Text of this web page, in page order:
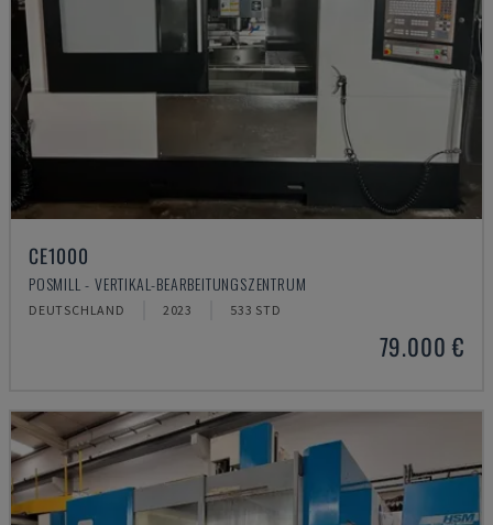
CE1000
POSMILL - VERTIKAL-BEARBEITUNGSZENTRUM
DEUTSCHLAND 2023 533 STD
79.000 €